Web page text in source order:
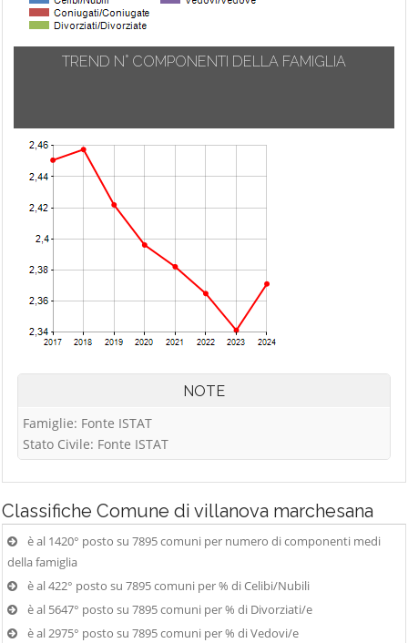
TREND N° COMPONENTI DELLA FAMIGLIA
NOTE
Famiglie: Fonte ISTAT
Stato Civile: Fonte ISTAT
Classifiche Comune di villanova marchesana
è al 1420° posto su 7895 comuni per numero di componenti medi
della famiglia
è al 422° posto su 7895 comuni per % di Celibi/Nubili
è al 5647° posto su 7895 comuni per % di Divorziati/e
è al 2975° posto su 7895 comuni per % di Vedovi/e